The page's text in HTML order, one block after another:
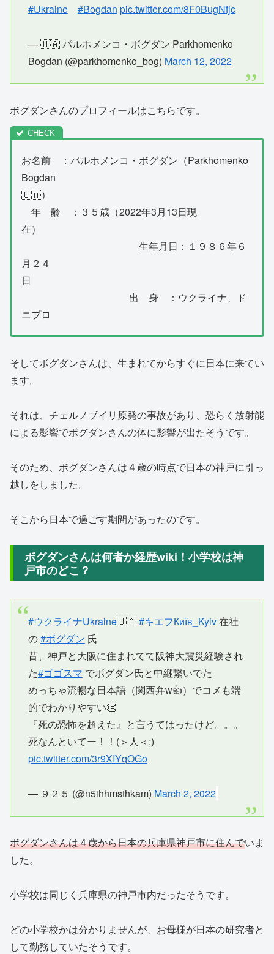
#Ukraine️ #Bogdan pic.twitter.com/8F0BugNfjc
— 🇺🇦 パルホメンコ・ボグダン Parkhomenko
Bogdan (@parkhomenko_bog) March 12, 2022
ボグダンさんのプロフィールはこちらです。
お名前 ：パルホメンコ・ボグダン（Parkhomenko
Bogdan
🇺🇦）
年 齢 ：３５歳（2022年3月13日現
在）
生年月日：１９８６年６
月２４
日
出 身 ：ウクライナ、ド
ニプロ
そしてボグダンさんは、生まれてからすぐに日本に来てい
ます。
それは、チェルノブイリ原発の事故があり、恐らく放射能
による影響でボグダンさんの体に影響が出たそうです。
そのため、ボグダンさんは４歳の時点で日本の神戸に引っ
越しをしました。
そこから日本で過ごす期間があったのです。
ボグダンさんは何者か経歴wiki！小学校は神
戸市のどこ？
#ウクライナUkraine🇺🇦#キエフКиїв_Kyiv在社
の#ボグダン 氏
昔、神戸と大阪に住まれてて阪神大震災経験され
た#ゴゴスマ でボグダン氏と中継繋いでた
めっちゃ流暢な日本語（関西弁w👍）でコメも端
的でわかりやすい👏
『死の恐怖を超えた』と言うてはったけど。。。
死なんといてー！！(＞人＜;)
pic.twitter.com/3r9XIYqOGo
— ９２５ (@n5ihhmsthkam) March 2, 2022
ボグダンさんは４歳から日本の兵庫県神戸市に住んでいま
した。
小学校は同じく兵庫県の神戸市内だったそうです。
どの小学校かは分かりませんが、お母様が日本の研究者と
して勤務していたそうです。